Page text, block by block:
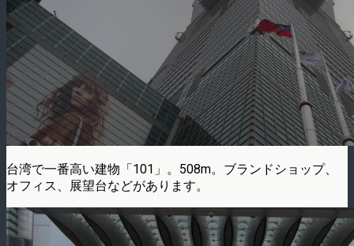
台湾で一番高い建物「101」。508m。ブランドショップ、
オフィス、展望台などがあります。